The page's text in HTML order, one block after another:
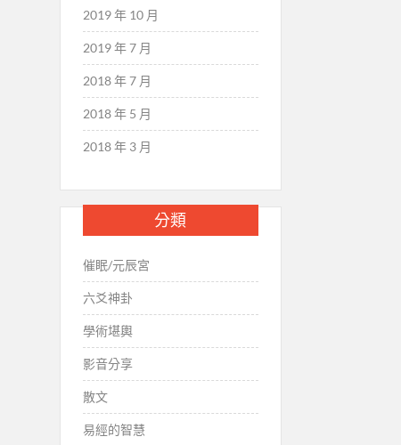
2019 年 10 月
2019 年 7 月
2018 年 7 月
2018 年 5 月
2018 年 3 月
分類
催眠/元辰宮
六爻神卦
學術堪輿
影音分享
散文
易經的智慧